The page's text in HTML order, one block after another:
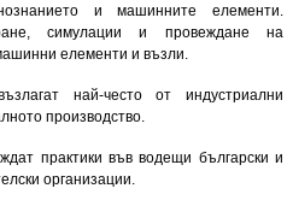
и машинните елементи.
симулации и провеждане на
елементи и възли.
най-често от индустриални
производство.
практики във водещи български и
организации.